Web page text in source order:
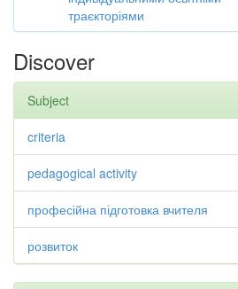
траєкторіями
Discover
Subject
criteria
pedagogical activity
професійна підготовка вчителя
розвиток